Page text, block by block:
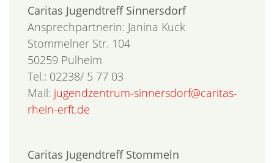
Caritas Jugendtreff Sinnersdorf
Ansprechpartnerin: Janina Kuck
Stommelner Str. 104
50259 Pulheim
Tel.: 02238/ 5 77 03
Mail: jugendzentrum-sinnersdorf@caritas-
rhein-erft.de
Caritas Jugendtreff Stommeln